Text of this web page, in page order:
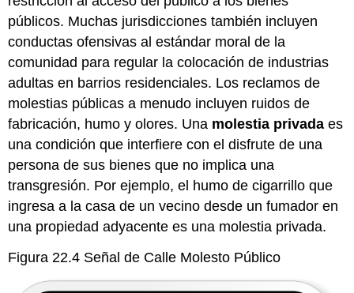
públicos. Muchas jurisdicciones también incluyen
conductas ofensivas al estándar moral de la
comunidad para regular la colocación de industrias
adultas en barrios residenciales. Los reclamos de
molestias públicas a menudo incluyen ruidos de
fabricación, humo y olores. Una molestia privada es
una condición que interfiere con el disfrute de una
persona de sus bienes que no implica una
transgresión. Por ejemplo, el humo de cigarrillo que
ingresa a la casa de un vecino desde un fumador en
una propiedad adyacente es una molestia privada.
Figura 22.4 Señal de Calle Molesto Público